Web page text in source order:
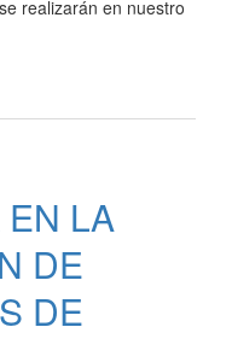
realizarán en nuestro
EN LA
DE
DE